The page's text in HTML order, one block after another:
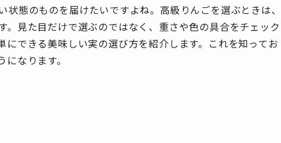
態のものを届けたいですよね。高級りんごを選ぶときは、
。見た目だけで選ぶのではなく、重さや色の具合をチェック
できる美味しい実の選び方を紹介します。これを知ってお
なります。